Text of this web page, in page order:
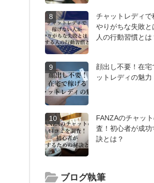
8
チャットレディ
やりがちな失敗と
人の行動習慣とは
9
顔出し不要！在宅
ットレディの魅力
10
FANZAのチャッ
査！初心者が成
訣とは？
ブログ執筆